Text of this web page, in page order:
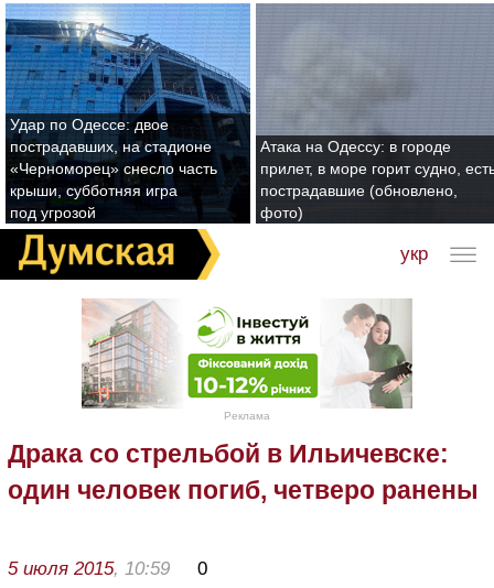
Удар по Одессе: двое
пострадавших, на стадионе
«Черноморец» снесло часть
крыши, субботняя игра
под угрозой
Атака на Одессу: в городе
прилет, в море горит судно,
пострадавшие (обновлено,
фото)
укр
Реклама
Драка со стрельбой в Ильичевске:
один человек погиб, четверо ранены
5 июля 2015, 10:59 0